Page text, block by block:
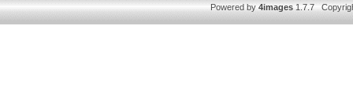
Powered by4images1.7.7